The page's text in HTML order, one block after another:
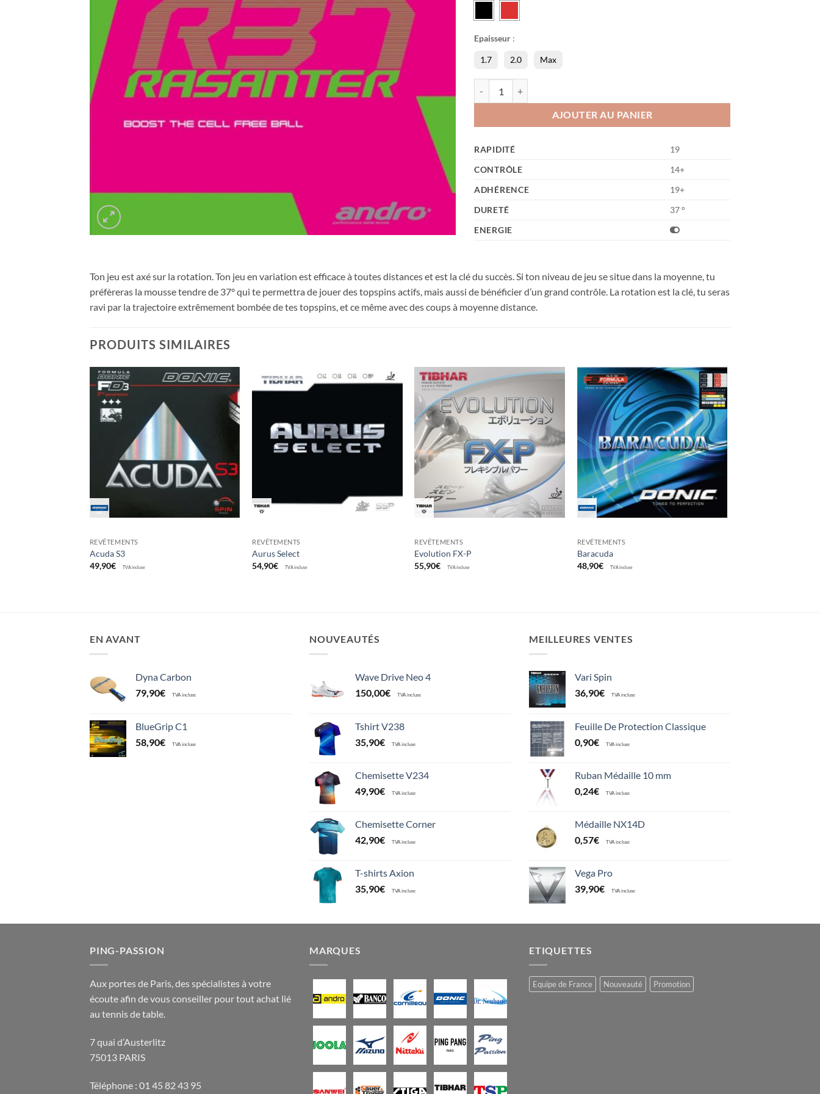
Epaisseur :
1.7 2.0 Max
AJOUTER AU PANIER
RAPIDITÉ
19
CONTRÔLE
14+
ADHÉRENCE
19+
DURETÉ
37 °
ENERGIE
Ton jeu est axé sur la rotation. Ton jeu en variation est efficace à toutes distances et est la clé du succès. Si ton niveau de jeu se situe dans la moyenne, tu
préfèreras la mousse tendre de 37° qui te permettra de jouer des topspins actifs, mais aussi de bénéficier d’un grand contrôle. La rotation est la clé, tu seras
ravi par la trajectoire extrêmement bombée de tes topspins, et ce même avec des coups à moyenne distance.
PRODUITS SIMILAIRES
Ajouter
souhaits
REVÊTEMENTS
Acuda S3
49,90€ TVA incluse
REVÊTEMENTS
Aurus Select
54,90€ TVA incluse
Ajouter
aux
souhaits
REVÊTEMENTS
Evolution FX-P
55,90€ TVA incluse
Ajouter
aux
souhaits
REVÊTEMENTS
Baracuda
48,90€ TVA incluse
EN AVANT
Dyna Carbon
79,90€ TVA incluse
BlueGrip C1
58,90€ TVA incluse
NOUVEAUTÉS
Wave Drive Neo 4
150,00€ TVA incluse
Tshirt V238
35,90€ TVA incluse
Chemisette V234
49,90€ TVA incluse
Chemisette Corner
42,90€ TVA incluse
T-shirts Axion
35,90€ TVA incluse
MEILLEURES VENTES
Vari Spin
36,90€ TVA incluse
Feuille De Protection Classique
0,90€ TVA incluse
Ruban Médaille 10 mm
0,24€ TVA incluse
Médaille NX14D
0,57€ TVA incluse
Vega Pro
39,90€ TVA incluse
PING-PASSION
Aux portes de Paris, des spécialistes à votre
écoute afin de vous conseiller pour tout achat lié
au tennis de table.
7 quai d’Austerlitz
75013 PARIS
Téléphone : 01 45 82 43 95
MARQUES ETIQUETTES
Equipe de France Nouveauté Promotion